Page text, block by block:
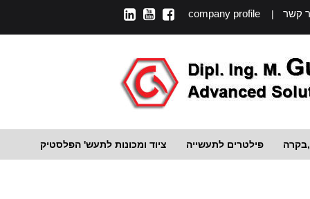
קשר |
company profile
ציוד ומכונות לתעש' הפלסטיק פילטרים לתעשייה